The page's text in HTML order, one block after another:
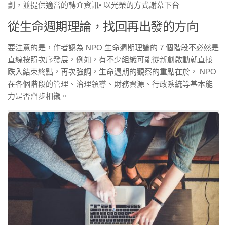
劃，並提供適當的轉介資訊• 以光榮的方式謝幕下台
從生命週期理論，找回再出發的方向
要注意的是，作者認為 NPO 生命週期理論的 7 個階段不必然是
直線按照次序發展，例如，有不少組織可能從新創啟動就直接
跌入結束終點，再次強調，生命週期的觀察的重點在於， NPO
在各個階段的管理、治理領導、財務資源、行政系統等基本能
力是否齊步相襯。